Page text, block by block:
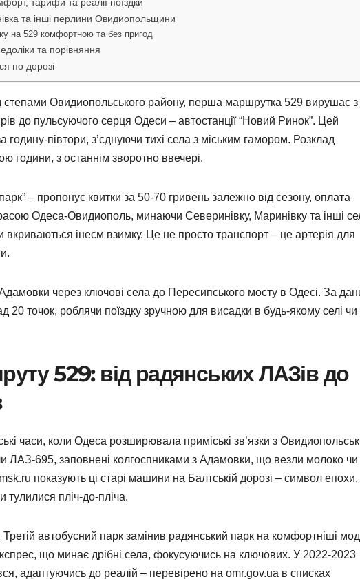
тарифи та реалії поїздки
та інші перлини Овидиопольщини
на 529 комфортною та без пригод
та порівняння
по дорозі
степами Овидиопольського району, перша маршрутка 529 вирушає з
до пульсуючого серця Одеси – автостанції “Новий Ринок”. Цей
годину-півтори, з’єднуючи тихі села з міським гамором. Розклад
години, з останнім зворотно ввечері.
– пропонує квитки за 50-70 гривень залежно від сезону, оплата
Одеса-Овидиополь, минаючи Северинівку, Маринівку та інші
вкриваються інеєм взимку. Це не просто транспорт – це артерія для
Адамовки через ключові села до Пересипського мосту в Одесі. За
точок, роблячи поїздку зручною для висадки в будь-якому селі чи
529: від радянських ЛАЗів до
часи, коли Одеса розширювала приміські зв’язки з
ЛАЗ-695, заповнені колгоспниками з Адамовки, що везли молоко чи
показують ці старі машини на Балтській дорозі – символ епохи,
тулилися пліч-до-пліча.
автобусний парк замінив радянський парк на комфортніші
що минає дрібні села, фокусуючись на ключових. У 2022-2023
адаптуючись до реалій – перевірено на omr.gov.ua в списках